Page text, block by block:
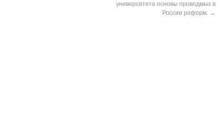
университета основы проводмых в
России реформ. →